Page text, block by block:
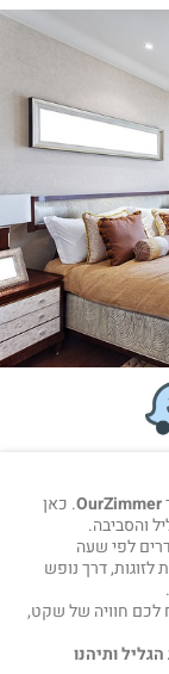
OurZimmer. כאן
והסביבה.
לפי שעה
דרך נופש
לכם חוויה של שקט,
ותיהנו